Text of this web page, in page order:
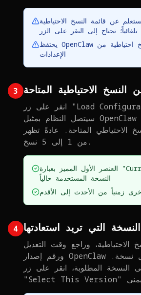
عن قائمة النسخ الاحتياطية
تلقائياً؛ تحتاج إلى النقر على الزر
يحتفظ OpenClaw تلقائياً بآخر 5 نسخ احتياطية من
الإعدادات
3 النسخ الاحتياطية المتاحة
انقر على زر "Load Configuration Backups".
سيتصل النظام بمثيل OpenClaw الخاص بك ويعرض
الاحتياطي المتاحة. عادةً تظهر
من 1 إلى 5 نسخ.
العنصر الأول المميز بعبارة "Current Config" هو
النسخة المستخدمة حالياً
زمنياً من الأحدث إلى الأقدم
4 التي تريد استعادتها
الاحتياطية، وراجع وقت التعديل
ورقم إصدار OpenClaw وحجم الملف لكل نسخة.
النسخة المطلوبة، انقر على زر